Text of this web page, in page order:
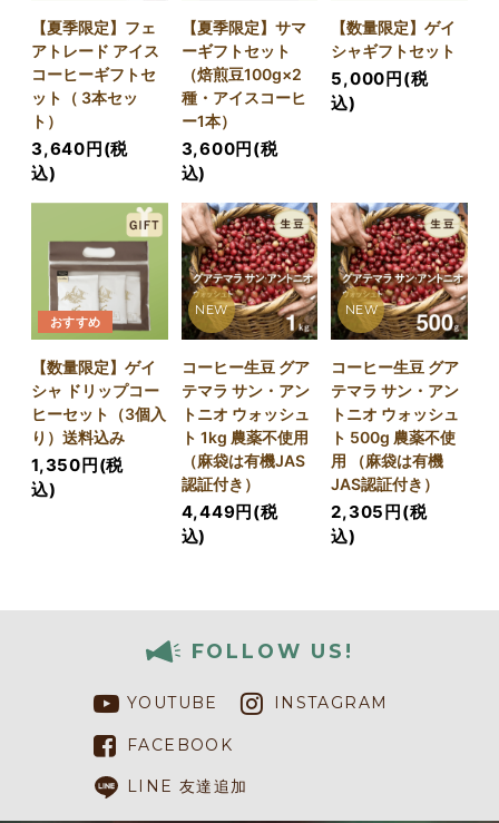
【夏季限定】フェ
アトレード アイス
コーヒーギフトセ
ット（ 3本セッ
ト）
3,640円(税
込)
【夏季限定】サマ
ーギフトセット
（焙煎豆100g×2
種・アイスコーヒ
ー1本）
3,600円(税
込)
【数量限定】ゲイ
シャギフトセット
5,000円(税
込)
おすすめ
【数量限定】ゲイ
シャ ドリップコー
ヒーセット（3個入
り）送料込み
1,350円(税
込)
NEW
コーヒー生豆 グア
テマラ サン・アン
トニオ ウォッシュ
ト 1kg 農薬不使用
（麻袋は有機JAS
認証付き）
4,449円(税
込)
NEW
コーヒー生豆 グア
テマラ サン・アン
トニオ ウォッシュ
ト 500g 農薬不使
用 （麻袋は有機
JAS認証付き）
2,305円(税
込)
FOLLOW US!
YOUTUBE INSTAGRAM
FACEBOOK
LINE 友達追加